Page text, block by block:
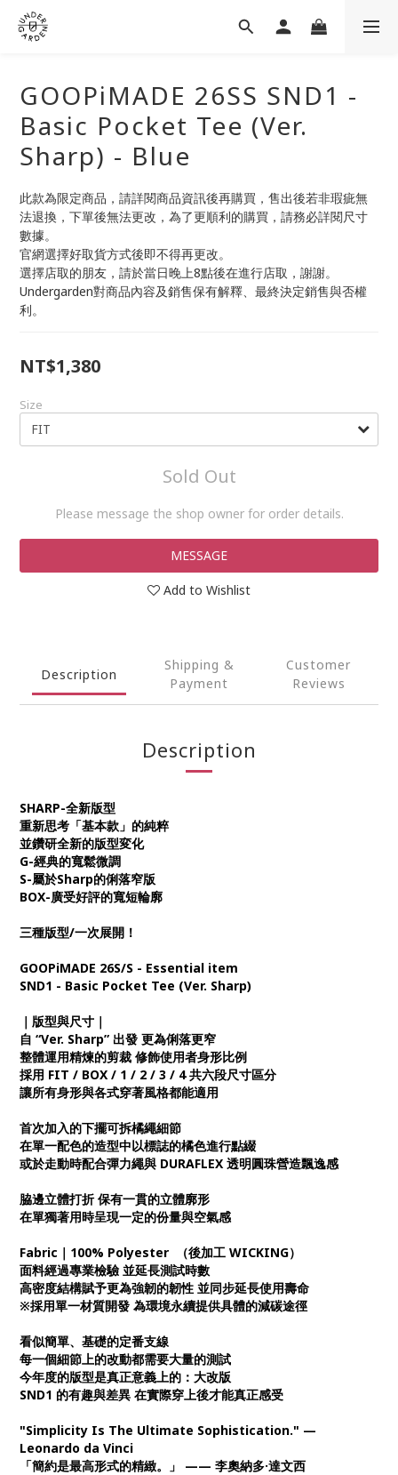
GOOPiMADE 26SS SND1 -
Basic Pocket Tee (Ver.
Sharp) - Blue
此款為限定商品，請詳閱商品資訊後再購買，售出後若非瑕疵無
法退換，下單後無法更改，為了更順利的購買，請務必詳閱尺寸
數據。
官網選擇好取貨方式後即不得再更改。
選擇店取的朋友，請於當日晚上8點後在進行店取，謝謝。
Undergarden對商品內容及銷售保有解釋、最終決定銷售與否權
利。
NT$1,380
Size
Sold Out
Please message the shop owner for order details.
MESSAGE
Add to Wishlist
Description
Shipping &
Payment
Customer
Reviews
Description
SHARP-全新版型
重新思考「基本款」的純粹
並鑽研全新的版型変化
G-經典的寬鬆微調
S-屬於Sharp的俐落窄版
BOX-廣受好評的寬短輪廓
三種版型/一次展開！
GOOPiMADE 26S/S - Essential item
SND1 - Basic Pocket Tee (Ver. Sharp)
｜版型與尺寸｜
自 “Ver. Sharp” 出發 更為俐落更窄
整體運用精煉的剪裁 修飾使用者身形比例
採用 FIT / BOX / 1 / 2 / 3 / 4 共六段尺寸區分
讓所有身形與各式穿著風格都能適用
首次加入的下擺可拆橘繩細節
在單一配色的造型中以標誌的橘色進行點綴
或於走動時配合彈力繩與 DURAFLEX 透明圓珠營造飄逸感
脇邊立體打折 保有一貫的立體廓形
在單獨著用時呈現一定的份量與空氣感
Fabric｜100% Polyester （後加工 WICKING）
面料經過專業檢驗 並延長測試時數
高密度結構賦予更為強韌的韌性 並同步延長使用壽命
※採用單一材質開發 為環境永續提供具體的減碳途徑
看似簡單、基礎的定番支線
每一個細節上的改動都需要大量的測試
今年度的版型是真正意義上的：大改版
SND1 的有趣與差異 在實際穿上後才能真正感受
"Simplicity Is The Ultimate Sophistication." —
Leonardo da Vinci
「簡約是最高形式的精緻。」 —— 李奧納多·達文西